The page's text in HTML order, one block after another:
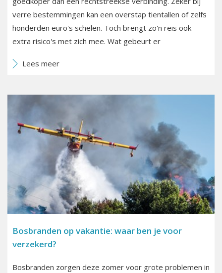
verre bestemmingen kan een overstap tientallen of zelfs
honderden euro's schelen. Toch brengt zo'n reis ook
extra risico's met zich mee. Wat gebeurt er
Lees meer
Bosbranden op vakantie: waar ben je voor
verzekerd?
Bosbranden zorgen deze zomer voor grote problemen in